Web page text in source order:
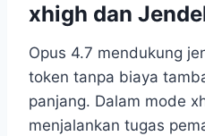
xhigh dan
Opus 4.7 mendukung
token tanpa biaya
panjang. Dalam mode
menjalankan tugas